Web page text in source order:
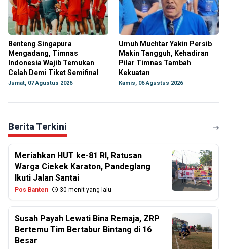
Benteng Singapura
Mengadang, Timnas
Indonesia Wajib Temukan
Celah Demi Tiket Semifinal
Jumat, 07 Agustus 2026
Umuh Muchtar Yakin Persib
Makin Tangguh, Kehadiran
Pilar Timnas Tambah
Kekuatan
Kamis, 06 Agustus 2026
Berita Terkini
Meriahkan HUT ke-81 RI, Ratusan
Warga Ciekek Karaton, Pandeglang
Ikuti Jalan Santai
Pos Banten 30 menit yang lalu
Susah Payah Lewati Bina Remaja, ZRP
Bertemu Tim Bertabur Bintang di 16
Besar